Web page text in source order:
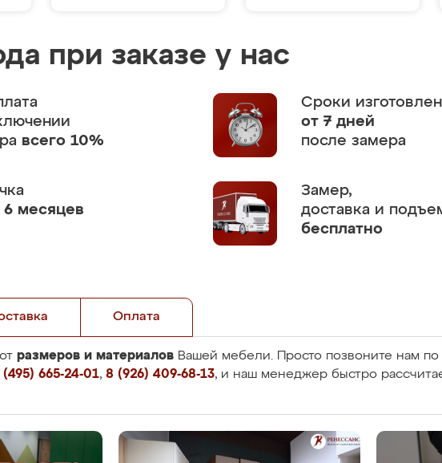
при заказе у нас
всего 10%
Сроки
от 7 дней
после замера
6 месяцев
Замер,
доставка и
бесплатно
Оплата
размеров и материалов Вашей мебели. Просто позвоните нам
(495) 665-24-01, 8 (926) 409-68-13, и наш менеджер быстро